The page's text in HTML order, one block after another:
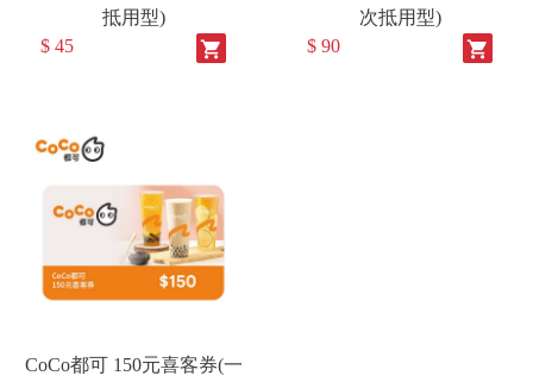
抵用型)
$ 45
shopping_cart
次抵用型)
$ 90
shopping_cart
CoCo都可 150元喜客券(一